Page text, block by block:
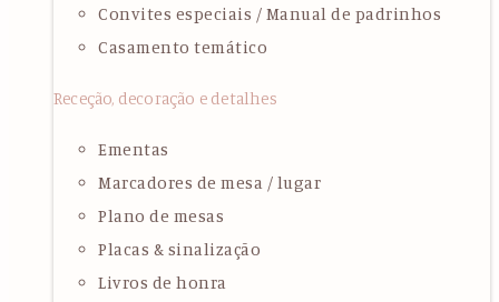
Convites especiais / Manual de padrinhos
Casamento temático
Receção, decoração e detalhes
Ementas
Marcadores de mesa / lugar
Plano de mesas
Placas & sinalização
Livros de honra